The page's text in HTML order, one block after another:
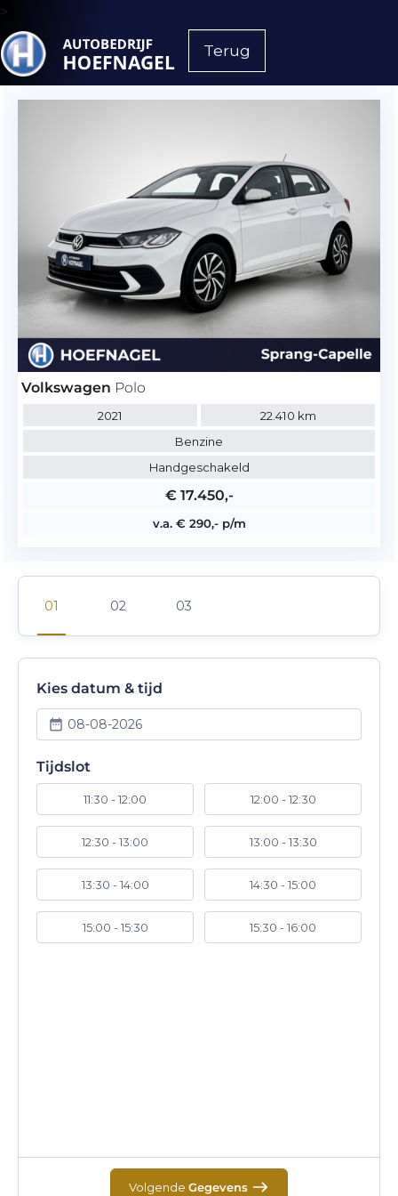
>
Terug
Volkswagen Polo
2021
22.410 km
Benzine
Handgeschakeld
€ 17.450,-
v.a. € 290,- p/m
Kies datum & tijd
08-08-2026
Tijdslot
11:30 - 12:00 12:00 - 12:30
12:30 - 13:00 13:00 - 13:30
13:30 - 14:00 14:30 - 15:00
15:00 - 15:30 15:30 - 16:00
Volgende Gegevens